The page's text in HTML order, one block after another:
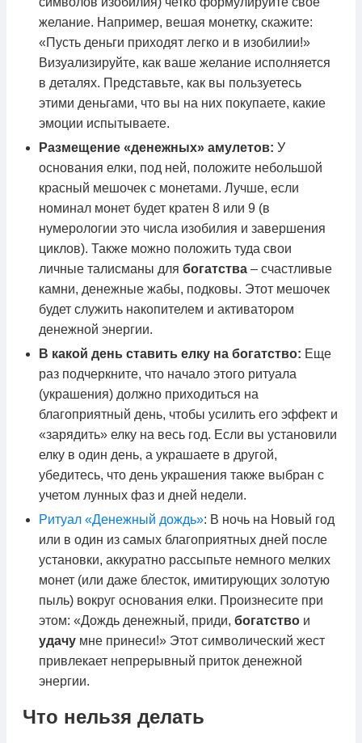
желание. Например, вешая монетку, скажите:
«Пусть деньги приходят легко и в изобилии!»
Визуализируйте, как ваше желание исполняется
в деталях. Представьте, как вы пользуетесь
этими деньгами, что вы на них покупаете, какие
эмоции испытываете.
Размещение «денежных» амулетов: У
основания елки, под ней, положите небольшой
красный мешочек с монетами. Лучше, если
номинал монет будет кратен 8 или 9 (в
нумерологии это числа изобилия и завершения
циклов). Также можно положить туда свои
личные талисманы для богатства – счастливые
камни, денежные жабы, подковы. Этот мешочек
будет служить накопителем и активатором
денежной энергии.
В какой день ставить елку на богатство: Еще
раз подчеркните, что начало этого ритуала
(украшения) должно приходиться на
благоприятный день, чтобы усилить его эффект и
«зарядить» елку на весь год. Если вы установили
елку в один день, а украшаете в другой,
убедитесь, что день украшения также выбран с
учетом лунных фаз и дней недели.
Ритуал «Денежный дождь»: В ночь на Новый год
или в один из самых благоприятных дней после
установки, аккуратно рассыпьте немного мелких
монет (или даже блесток, имитирующих золотую
пыль) вокруг основания елки. Произнесите при
этом: «Дождь денежный, приди, богатство и
удачу мне принеси!» Этот символический жест
привлекает непрерывный приток денежной
энергии.
Что нельзя делать